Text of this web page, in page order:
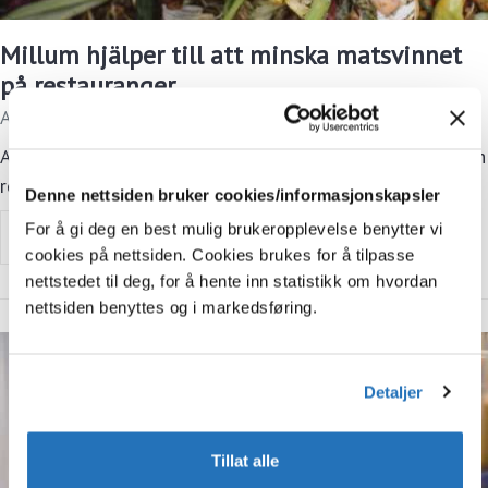
Denne nettsiden bruker cookies/informasjonskapsler
For å gi deg en best mulig brukeropplevelse benytter vi
cookies på nettsiden. Cookies brukes for å tilpasse
nettstedet til deg, for å hente inn statistikk om hvordan
nettsiden benyttes og i markedsføring.
Detaljer
Tillat alle
Millum hjälper till att minska matsvinnet
på restauranger
Artikel
Alla som använder Millums inköpssystem i sina hotell och
restauranger har nu möjlighet att använda den nya
matsvinnsfunktionen.
Artikel
Samhällsansvar